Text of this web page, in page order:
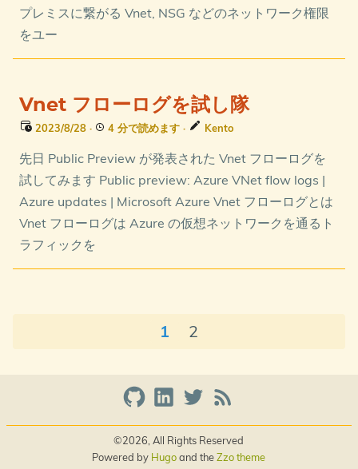
プレミスに繋がる Vnet, NSG などのネットワーク権限
をユー
Vnet フローログを試し隊
2023/8/28 · 4 分で読めます · Kento
先日 Public Preview が発表された Vnet フローログを
試してみます Public preview: Azure VNet flow logs |
Azure updates | Microsoft Azure Vnet フローログとは
Vnet フローログは Azure の仮想ネットワークを通るト
ラフィックを
1 2
©2026, All Rights Reserved
Powered by Hugoand theZzo theme